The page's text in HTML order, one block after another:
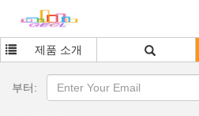
제품 소개
부터: